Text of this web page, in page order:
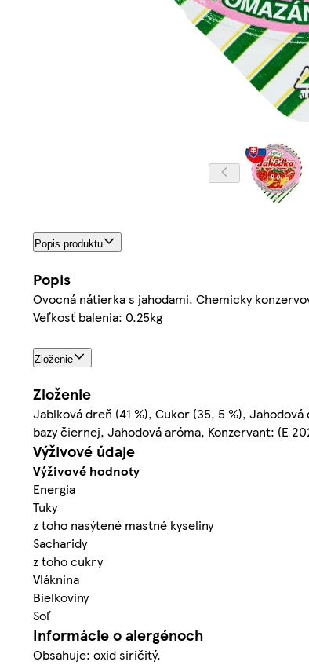
Popis produktu
Popis
Ovocná nátierka s jahodami. Chemicky
Veľkosť balenia: 0.25kg
Zloženie
Zloženie
Jablková dreň (41 %), Cukor (35, 5 %),
bazy čiernej, Jahodová aróma, Konzervant: (E
Výživové údaje
Výživové hodnoty
Energia
Tuky
z toho nasýtené mastné kyseliny
Sacharidy
z toho cukry
Vláknina
Bielkoviny
Soľ
Informácie o alergénoch
Obsahuje: oxid siričitý.